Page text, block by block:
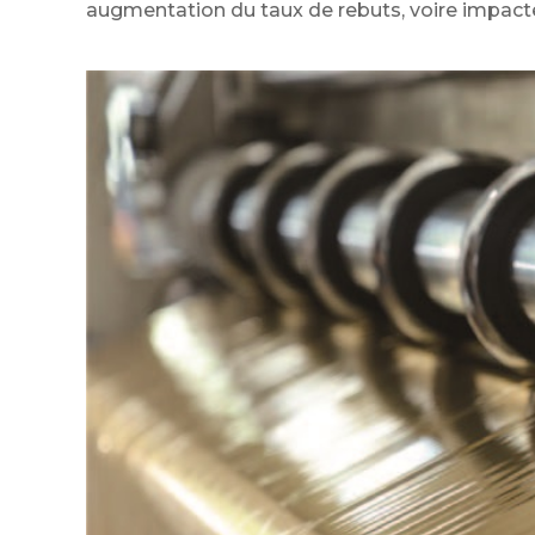
augmentation du taux de rebuts, voire